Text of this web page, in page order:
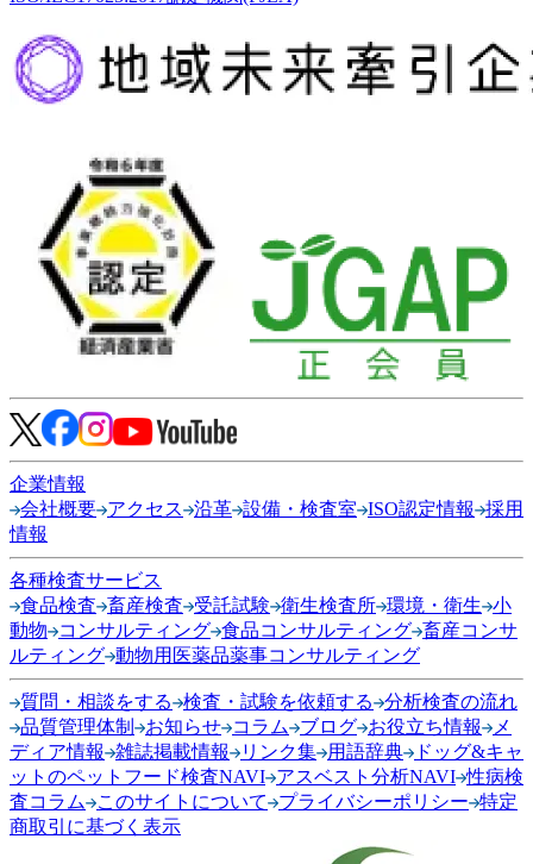
企業情報
会社概要 アクセス 沿革 設備・検査室 ISO認定情報
採用
情報
各種検査サービス
食品検査 畜産検査 受託試験 衛生検査所 環境・衛生 小
動物
コンサルティング 食品コンサルティング 畜産コンサ
ルティング 動物用医薬品薬事コンサルティング
質問・相談をする 検査・試験を依頼する
分析検査の流れ
品質管理体制
お知らせ コラム ブログ お役立ち情報
メ
ディア情報
雑誌掲載情報 リンク集 用語辞典
ドッグ&キャ
ットのペットフード検査NAVI アスベスト分析NAVI 性病検
査コラム
このサイトについて プライバシーポリシー 特定
商取引に基づく表示